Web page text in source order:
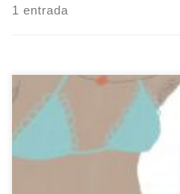
1 entrada
La editorial Lunwerg publicaba
libro de la ilustradora Rocío
de verdad. «Un día lo vi claro…